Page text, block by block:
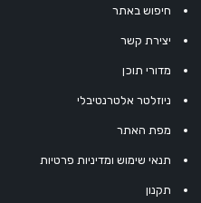
חיפוש באתר
יצירת קשר
מדורי תוכן
ניוזלטר אלטרנטיבלי
מפת האתר
תנאי שימוש ומדיניות פרטיות
תקנון